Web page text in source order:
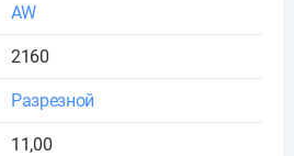
AW
2160
Разрезной
11,00